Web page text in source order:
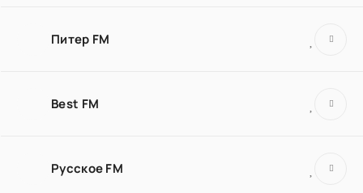
Питер FM
Best FM
Русское FM